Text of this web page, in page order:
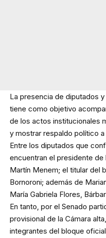
La presencia de diputados
tiene como objetivo
de los actos institucionales
y mostrar respaldo político
Entre los diputados que
encuentran el presidente de
Martín Menem; el titular del
Bornoroni; además de
María Gabriela Flores,
En tanto, por el Senado
provisional de la Cámara
integrantes del bloque